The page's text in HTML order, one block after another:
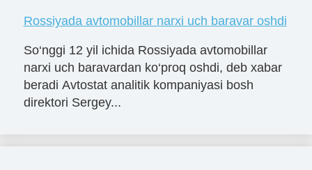
Rossiyada avtomobillar narxi uch baravar oshdi
So‘nggi 12 yil ichida Rossiyada avtomobillar
narxi uch baravardan ko‘proq oshdi, deb xabar
beradi Avtostat analitik kompaniyasi bosh
direktori Sergey...